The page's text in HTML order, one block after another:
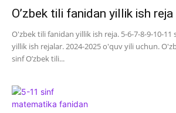
O’zbek tili fanidan yillik ish reja
O'zbek tili fanidan yillik ish reja. 5-6-7-8-9-10-
yillik ish rejalar. 2024-2025 o'quv yili uchun.
sinf O’zbek tili...